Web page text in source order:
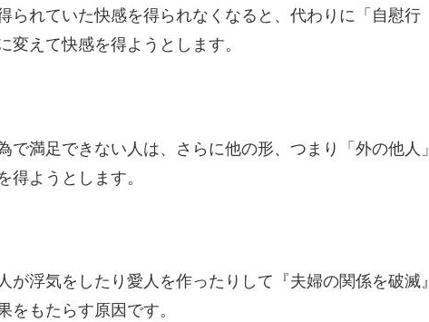
られていた快感を得られなくなると、代わりに「自慰行
変えて快感を得ようとします。
で満足できない人は、さらに他の形、つまり「外の他人」
得ようとします。
が浮気をしたり愛人を作ったりして『夫婦の関係を破滅』
をもたらす原因です。